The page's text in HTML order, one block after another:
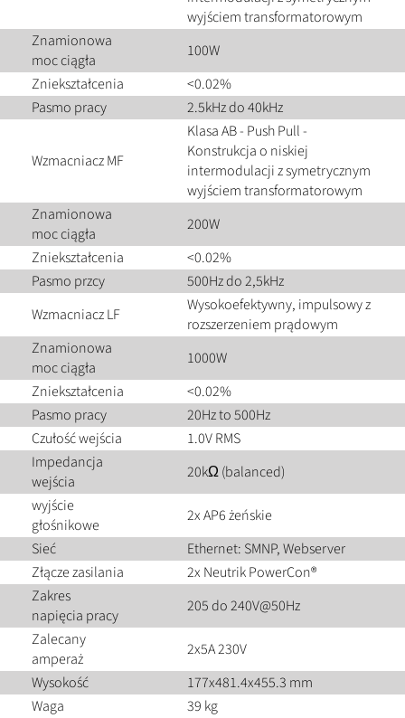
wyjściem transformatorowym
Znamionowa
moc ciągła
100W
Zniekształcenia
<0.02%
Pasmo pracy
2.5kHz do 40kHz
Wzmacniacz MF
Klasa AB - Push Pull -
Konstrukcja o niskiej
intermodulacji z symetrycznym
wyjściem transformatorowym
Znamionowa
moc ciągła
200W
Zniekształcenia
<0.02%
Pasmo przcy
500Hz do 2,5kHz
Wzmacniacz LF
Wysokoefektywny, impulsowy z
rozszerzeniem prądowym
Znamionowa
moc ciągła
1000W
Zniekształcenia
<0.02%
Pasmo pracy
20Hz to 500Hz
Czułość wejścia
1.0V RMS
Impedancja
wejścia
20kΩ (balanced)
wyjście
głośnikowe
2x AP6 żeńskie
Sieć
Ethernet: SMNP, Webserver
Złącze zasilania
2x Neutrik PowerCon®
Zakres
napięcia pracy
205 do 240V@50Hz
Zalecany
amperaż
2x5A 230V
Wysokość
177x481.4x455.3 mm
Waga
39 kg